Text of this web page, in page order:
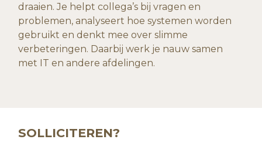
draaien. Je helpt collega’s bij vragen en
problemen, analyseert hoe systemen worden
gebruikt en denkt mee over slimme
verbeteringen. Daarbij werk je nauw samen
met IT en andere afdelingen.
SOLLICITEREN?